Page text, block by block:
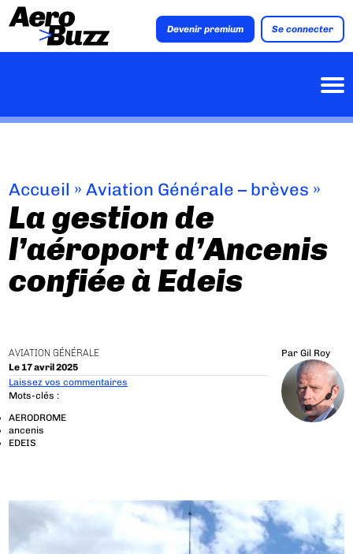
Devenir premium Se connecter
Accueil »Aviation Générale – brèves »
La gestion de
l’aéroport d’Ancenis
confiée à Edeis
AVIATION GÉNÉRALE
Le 17 avril 2025
Par Gil Roy
Laissez vos commentaires
Mots-clés :
AERODROME
ancenis
EDEIS